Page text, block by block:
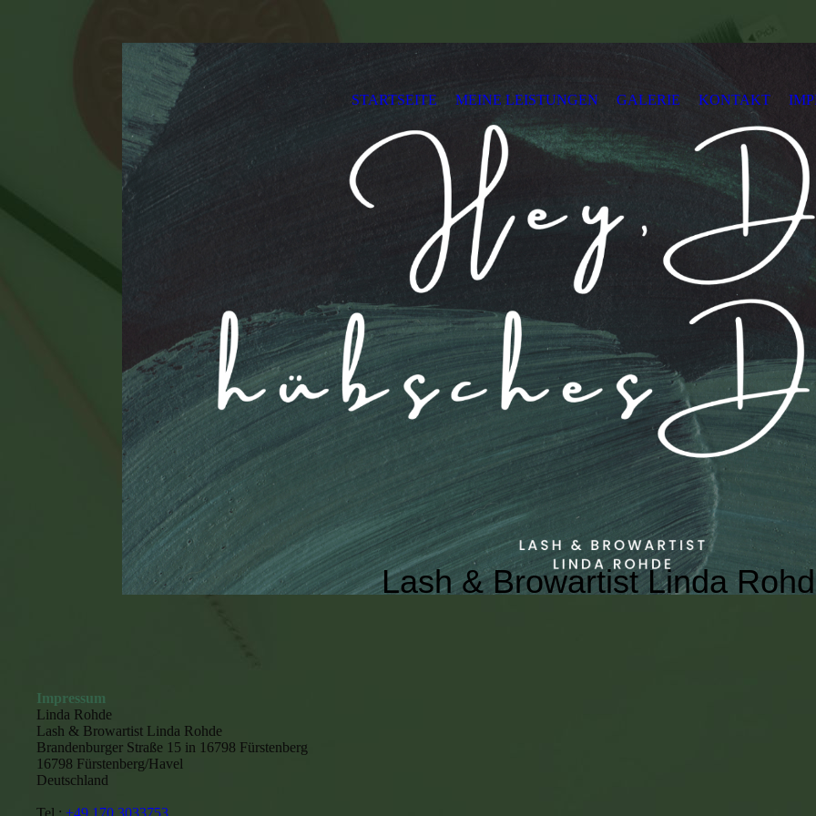
STARTSEITE MEINE LEISTUNGEN GALERIE KONTAKT
Lash & Browartist Linda
Impressum
Linda Rohde
Lash & Browartist Linda Rohde
Brandenburger Straße 15 in 16798 Fürstenberg
16798 Fürstenberg/Havel
Deutschland
Tel.: +49 170 3033753